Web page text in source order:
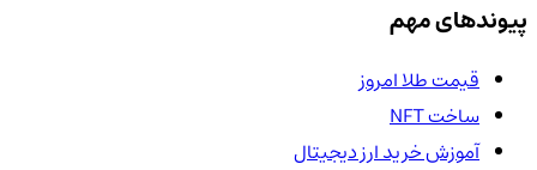
پیوندهای مهم
قیمت طلا امروز
ساخت NFT
آموزش خرید ارز دیجیتال